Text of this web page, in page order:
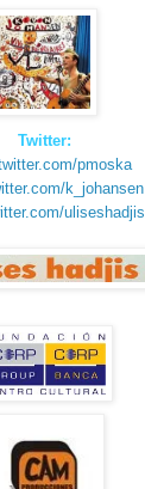
Twitter:
pmoska
k_johansen
uliseshadjis